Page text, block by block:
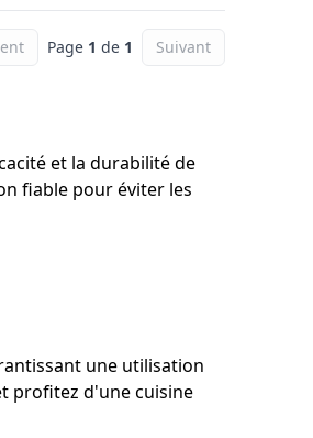
Page 1 de 1 Suivant
et la durabilité de
fiable pour éviter les
une utilisation
profitez d'une cuisine